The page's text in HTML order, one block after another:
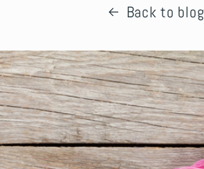
Back to blog